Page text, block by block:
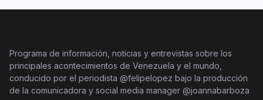
Programa de información, noticias y entrevistas sobre los
principales acontecimientos de Venezuela y el mundo,
conducido por el periodista @felipelopez bajo la producción
de la comunicadora y social media manager @joannabarboza